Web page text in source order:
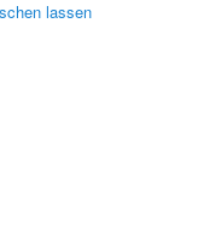
lassen